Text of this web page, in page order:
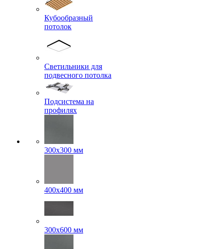
Кубообразный
потолок
Светильники для
подвесного потолка
Подсистема на
профилях
300x300 мм
400х400 мм
300x600 мм